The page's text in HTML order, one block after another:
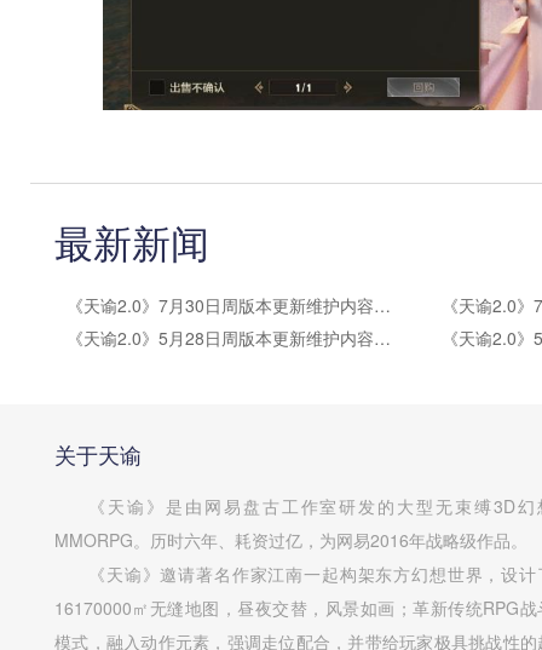
最新新闻
《天谕2.0》7月30日周版本更新维护内容公告
《天谕2.0》5月28日周版本更新维护内容公告
关于天谕
《天谕》是由网易盘古工作室研发的大型无束缚3D幻
MMORPG。历时六年、耗资过亿，为网易2016年战略级作品。
《天谕》邀请著名作家江南一起构架东方幻想世界，设计
16170000㎡无缝地图，昼夜交替，风景如画；革新传统RPG战
模式，融入动作元素，强调走位配合，并带给玩家极具挑战性的